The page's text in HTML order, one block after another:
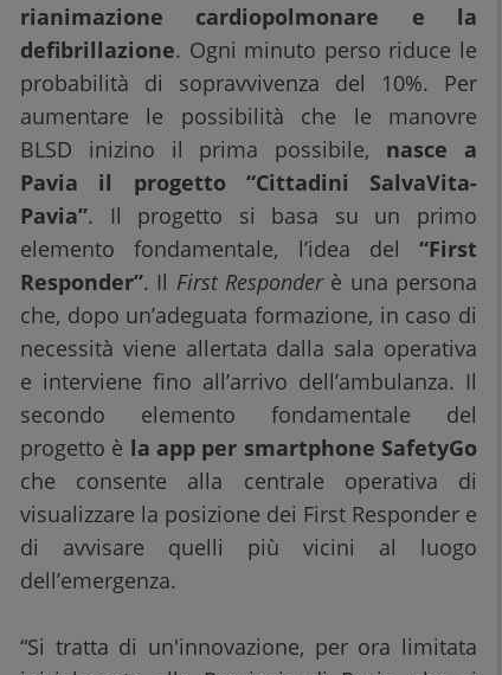
rianimazione cardiopolmonare e la
defibrillazione. Ogni minuto perso riduce le
probabilità di sopravvivenza del 10%. Per
aumentare le possibilità che le manovre
BLSD inizino il prima possibile, nasce a
Pavia il progetto “Cittadini SalvaVita-
Pavia”. Il progetto si basa su un primo
elemento fondamentale, l’idea del “First
Responder”. Il First Responderè una persona
che, dopo un’adeguata formazione, in caso di
necessità viene allertata dalla sala operativa
e interviene fino all’arrivo dell’ambulanza. Il
secondo elemento fondamentale del
progetto è la app per smartphone SafetyGo
che consente alla centrale operativa di
visualizzare la posizione dei First Responder e
di avvisare quelli più vicini al luogo
dell’emergenza.
“Si tratta di un'innovazione, per ora limitata